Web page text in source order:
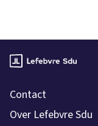
Contact
Over Lefebvre Sdu